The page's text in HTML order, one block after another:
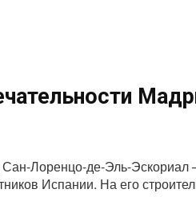
Лоренцо-де-Эль-Эскориал
Испании. На его